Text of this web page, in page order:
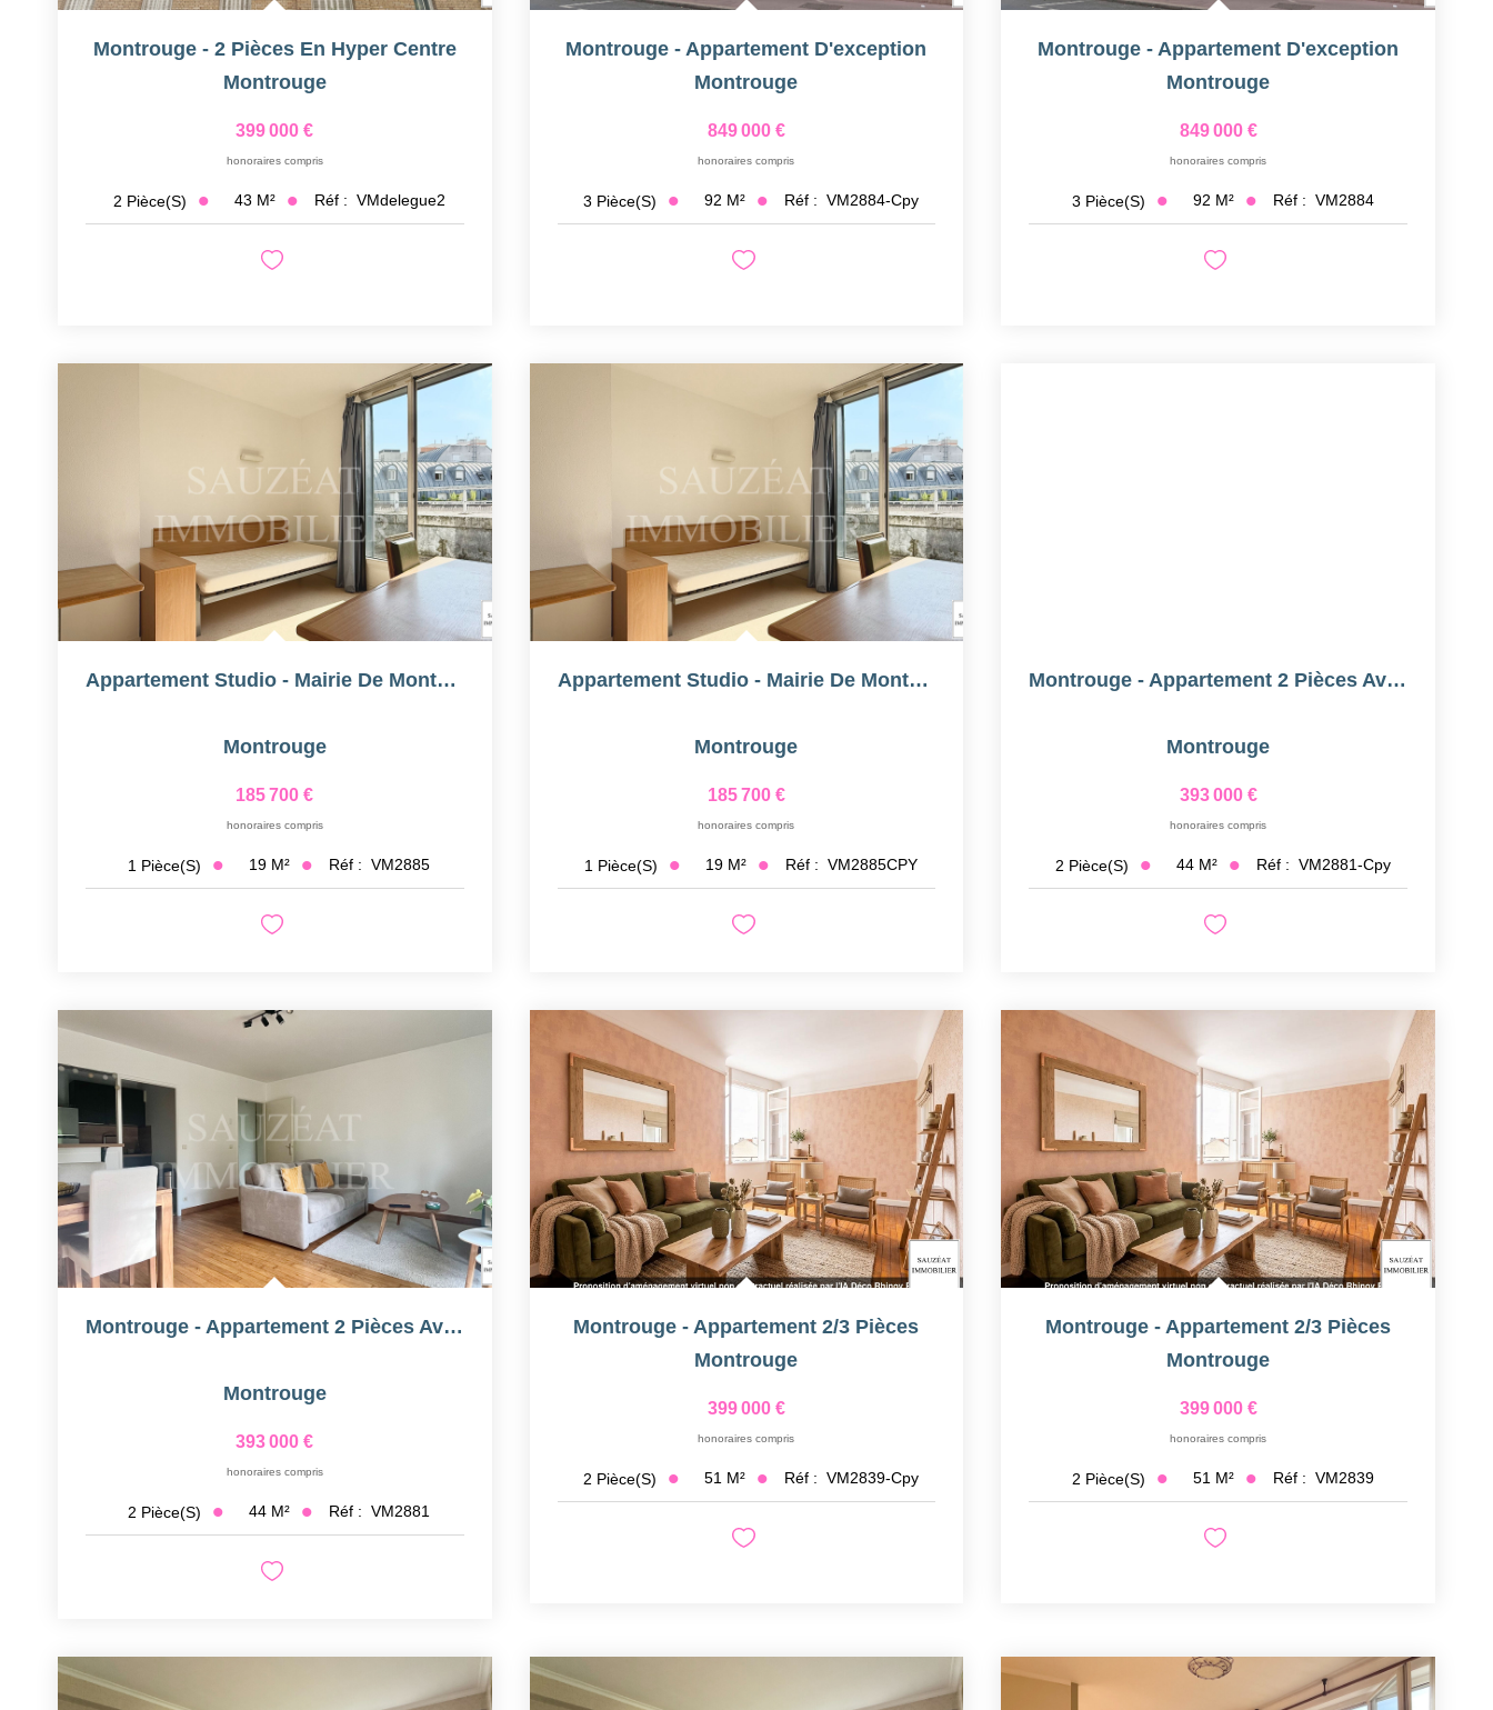
Montrouge - 2 Pièces En Hyper Centre
Montrouge
399 000 €
honoraires compris
2 Pièce(s) 43 M² Réf : VMdelegue2
Montrouge - Appartement D'exception
Montrouge
849 000 €
honoraires compris
3 Pièce(s) 92 M² Réf : VM2884-Cpy
Montrouge - Appartement D'exception
Montrouge
849 000 €
honoraires compris
3 Pièce(s) 92 M² Réf : VM2884
Appartement Studio - Mairie De Montrouge
Montrouge
185 700 €
honoraires compris
1 Pièce(s) 19 M² Réf : VM2885
Appartement Studio - Mairie De Montrouge
Montrouge
185 700 €
honoraires compris
1 Pièce(s) 19 M² Réf : VM2885CPY
Montrouge - Appartement 2 Pièces Avec Balcon
Montrouge
393 000 €
honoraires compris
2 Pièce(s) 44 M² Réf : VM2881-Cpy
Montrouge - Appartement 2 Pièces Avec Balcon
Montrouge
393 000 €
honoraires compris
2 Pièce(s) 44 M² Réf : VM2881
Montrouge - Appartement 2/3 Pièces
Montrouge
399 000 €
honoraires compris
2 Pièce(s) 51 M² Réf : VM2839-Cpy
Montrouge - Appartement 2/3 Pièces
Montrouge
399 000 €
honoraires compris
2 Pièce(s) 51 M² Réf : VM2839